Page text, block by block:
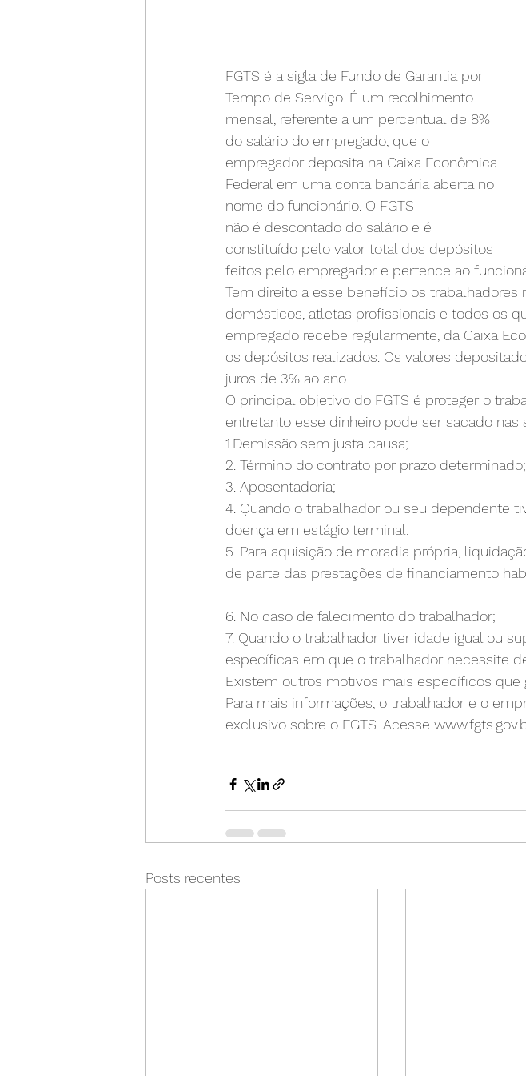
FGTS é a sigla de Fundo de Garantia por
Tempo de Serviço. É um recolhimento
mensal, referente a um percentual de 8%
do salário do empregado, que o
empregador deposita na Caixa Econômica
Federal em uma conta bancária aberta no
nome do funcionário. O FGTS
não é descontado do salário e é
constituído pelo valor total dos depósitos
feitos pelo empregador e pertence ao
Tem direito a esse benefício os trabalhadores
domésticos, atletas profissionais e todos os
empregado recebe regularmente, da Caixa
os depósitos realizados. Os valores
juros de 3% ao ano.
O principal objetivo do FGTS é proteger o
entretanto esse dinheiro pode ser sacado
1.Demissão sem justa causa;
2. Término do contrato por prazo determinado;
3. Aposentadoria;
4. Quando o trabalhador ou seu dependente
doença em estágio terminal;
5. Para aquisição de moradia própria,
de parte das prestações de financiamento
6. No caso de falecimento do trabalhador;
7. Quando o trabalhador tiver idade igual ou
específicas em que o trabalhador necessite
Existem outros motivos mais específicos que
Para mais informações, o trabalhador e o
exclusivo sobre o FGTS. Acesse
Posts recentes